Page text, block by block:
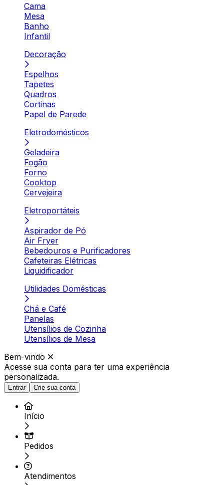
Cama
Mesa
Banho
Infantil
Decoração
Espelhos
Tapetes
Quadros
Cortinas
Papel de Parede
Eletrodomésticos
Geladeira
Fogão
Forno
Cooktop
Cervejeira
Eletroportáteis
Aspirador de Pó
Air Fryer
Bebedouros e Purificadores
Cafeteiras Elétricas
Liquidificador
Utilidades Domésticas
Chá e Café
Panelas
Utensílios de Cozinha
Utensílios de Mesa
Bem-vindo
Acesse sua conta para ter uma experiência
personalizada.
Entrar Crie sua conta
Início
Pedidos
Atendimentos